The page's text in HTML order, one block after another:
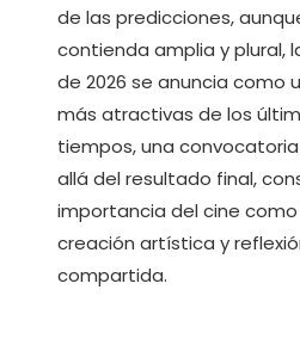
de las predicciones,
contienda amplia y plural,
de 2026 se anuncia como
más atractivas de los
tiempos, una
allá del resultado final,
importancia del cine
creación artística y
compartida.